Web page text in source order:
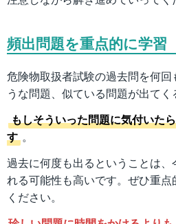
頻出問題を重点的に学習
危険物取扱者試験の過去問を何
うな問題、似ている問題が出てく
もしそういった問題に気付いた
す 。
過去に何度も出るということは
れる可能性も高いです。ぜひ重
ください。